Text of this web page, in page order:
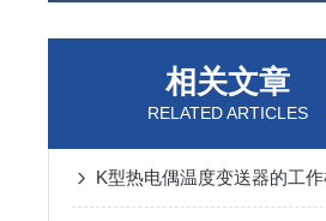
相关文章
RELATED ARTICLES